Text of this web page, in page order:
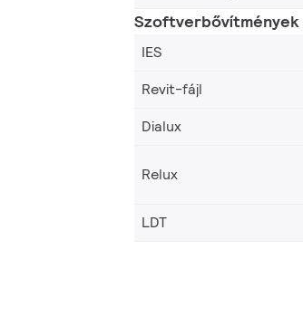
Szoftverbővítmények
IES
Revit-fájl
Dialux
Relux
LDT